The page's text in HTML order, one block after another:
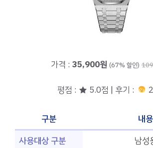
가격 : 35,900원 (67% 할인)
평점 : ★ 5.0점 | 후기 :
구분
내용
사용대상 구분
남성